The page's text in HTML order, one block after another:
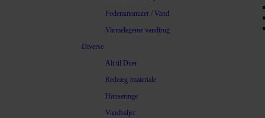
Foderautomater / Vand
Varmelegeme vandtrug
Diverse
Alt til Duer
Redeæg /materiale
Hønseringe
Vandbaljer